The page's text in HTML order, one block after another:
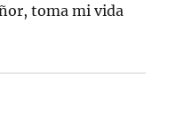
toma mi vida